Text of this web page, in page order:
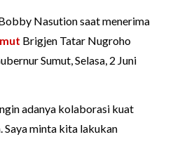
Nasution saat menerima
Brigjen Tatar Nugroho
Sumut, Selasa, 2 Juni
adanya kolaborasi kuat
Saya minta kita lakukan